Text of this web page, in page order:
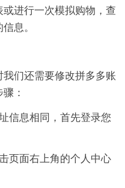
进行一次模拟购物，查
息。
们还需要修改拼多多账
：
信息相同，首先登录您
页面右上角的个人中心